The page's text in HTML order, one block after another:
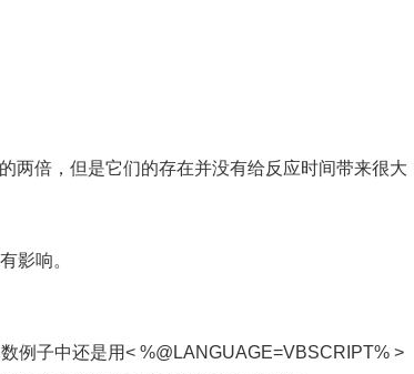
倍，但是它们的存在并没有给反应时间带来很大
影响。
子中还是用< %@LANGUAGE=VBSCRIPT% >